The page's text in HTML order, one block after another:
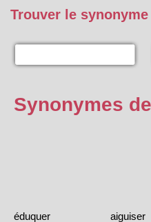
Trouver le synonyme
Synonymes de
éduquer
aiguiser